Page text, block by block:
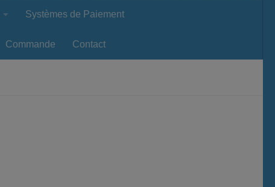
Systèmes de Paiement
Commande Contact